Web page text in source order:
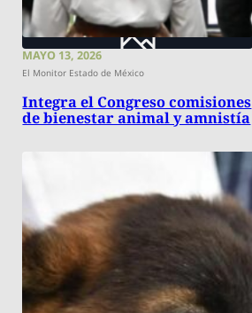
MAYO 13, 2026
El Monitor Estado de México
Integra el Congreso comisiones
de bienestar animal y amnistía